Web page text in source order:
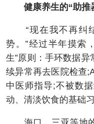
健康养生的“助推
“现在我不再纠结
势。”经过半年摸索
生”原则：手环数据
续异常再去医院检查
中医师指导;不被数
动、清淡饮食的基础习